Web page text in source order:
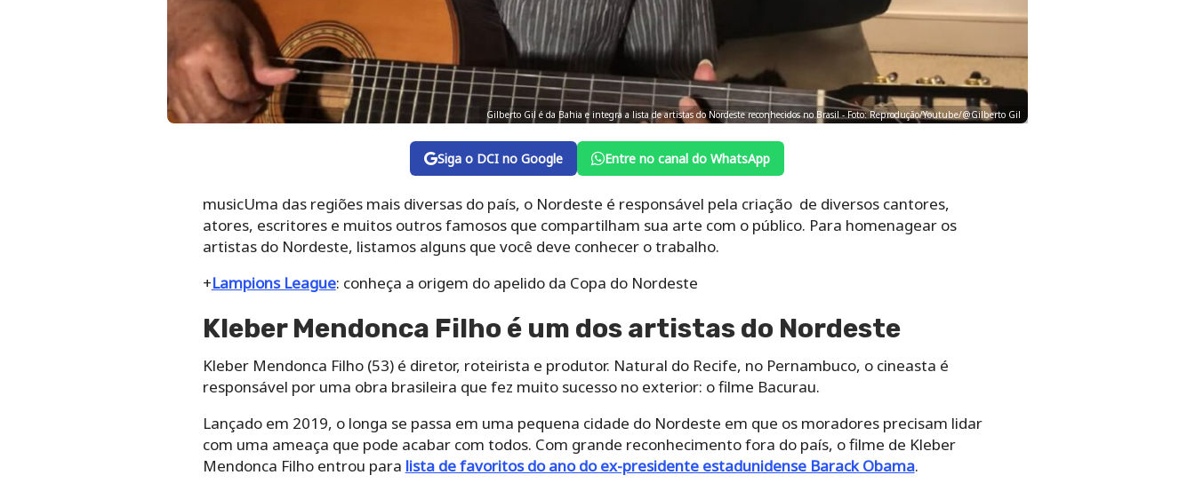
Gilberto Gil é da Bahia e integra a lista de artistas do Nordeste reconhecidos no Brasil - Foto: Reprodução/Youtube/@Gilberto Gil
Siga o DCI no Google Entre no canal do WhatsApp
musicUma das regiões mais diversas do país, o Nordeste é responsável pela criação de diversos cantores,
atores, escritores e muitos outros famosos que compartilham sua arte com o público. Para homenagear os
artistas do Nordeste, listamos alguns que você deve conhecer o trabalho.
+Lampions League: conheça a origem do apelido da Copa do Nordeste
Kleber Mendonca Filho é um dos artistas do Nordeste
Kleber Mendonca Filho (53) é diretor, roteirista e produtor. Natural do Recife, no Pernambuco, o cineasta é
responsável por uma obra brasileira que fez muito sucesso no exterior: o filme Bacurau.
Lançado em 2019, o longa se passa em uma pequena cidade do Nordeste em que os moradores precisam lidar
com uma ameaça que pode acabar com todos. Com grande reconhecimento fora do país, o filme de Kleber
Mendonca Filho entrou para lista de favoritos do ano do ex-presidente estadunidense Barack Obama.